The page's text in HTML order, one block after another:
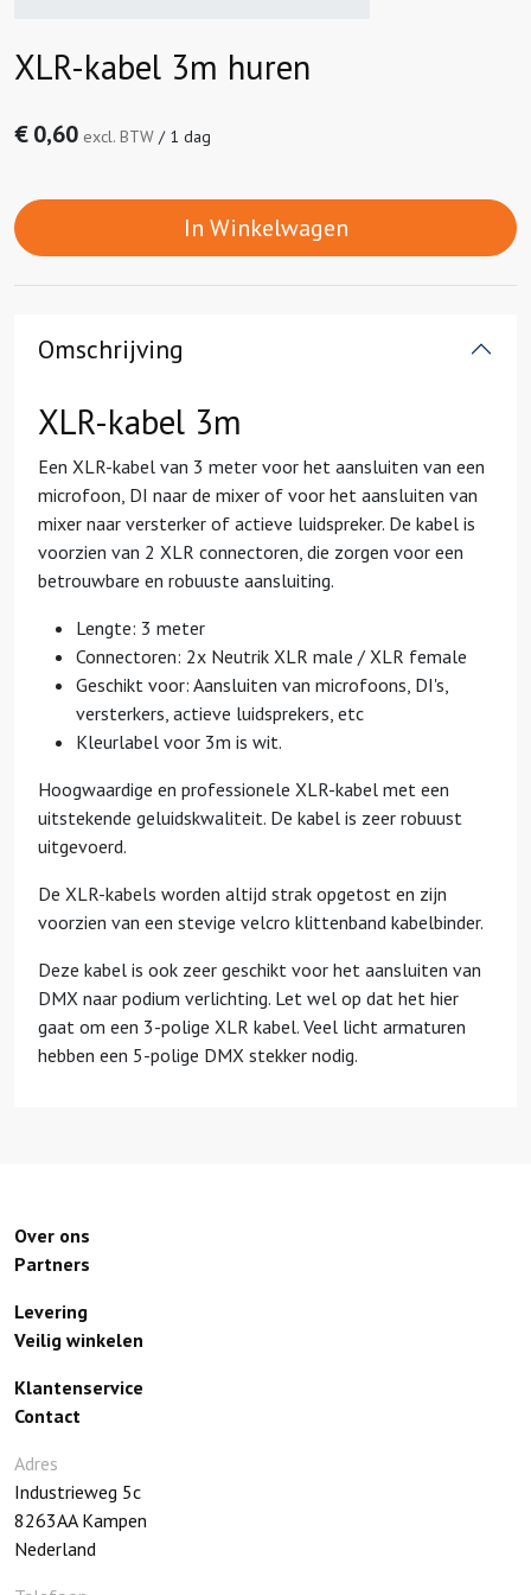
XLR-kabel 3m huren
€0,60 excl. BTW /1 dag
In Winkelwagen
Omschrijving
XLR-kabel 3m
Een XLR-kabel van 3 meter voor het aansluiten van een
microfoon, DI naar de mixer of voor het aansluiten van
mixer naar versterker of actieve luidspreker. De kabel is
voorzien van 2 XLR connectoren, die zorgen voor een
betrouwbare en robuuste aansluiting.
Lengte: 3 meter
Connectoren: 2x Neutrik XLR male / XLR female
Geschikt voor: Aansluiten van microfoons, DI's,
versterkers, actieve luidsprekers, etc
Kleurlabel voor 3m is wit.
Hoogwaardige en professionele XLR-kabel met een
uitstekende geluidskwaliteit. De kabel is zeer robuust
uitgevoerd.
De XLR-kabels worden altijd strak opgetost en zijn
voorzien van een stevige velcro klittenband kabelbinder.
Deze kabel is ook zeer geschikt voor het aansluiten van
DMX naar podium verlichting. Let wel op dat het hier
gaat om een 3-polige XLR kabel. Veel licht armaturen
hebben een 5-polige DMX stekker nodig.
Adres
Industrieweg 5c
8263AA Kampen
Nederland
Over ons
Partners
Levering
Veilig winkelen
Klantenservice
Contact